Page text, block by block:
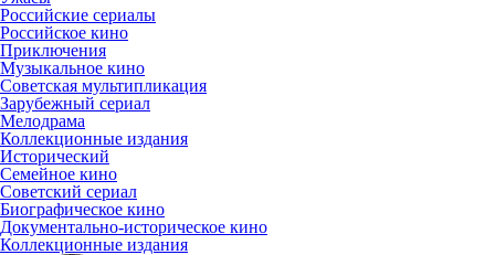
Российские сериалы
Российское кино
Приключения
Музыкальное кино
Советская мультипликация
Зарубежный сериал
Мелодрама
Коллекционные издания
Исторический
Семейное кино
Советский сериал
Биографическое кино
Документально-историческое кино
Коллекционные издания